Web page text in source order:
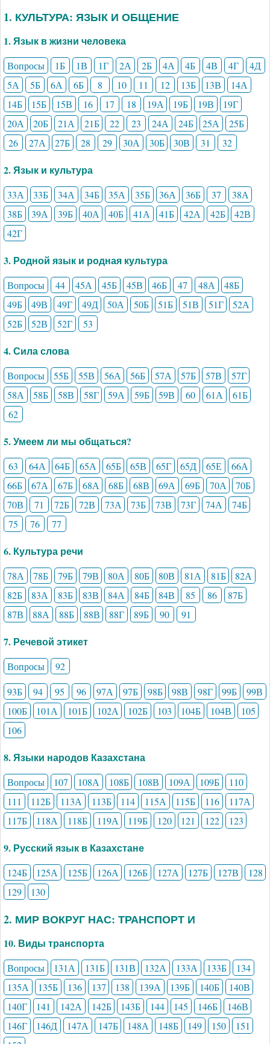
1. КУЛЬТУРА: ЯЗЫК И ОБЩЕНИЕ
1. Язык в жизни человека
Вопросы 1Б 1В 1Г 2А 2Б 4А 4Б 4В 4Г
4Д
5А
5Б 6А 6Б 8 10 11 12 13Б 13В
14А
14Б
15Б 15В 16 17 18 19А 19Б 19В
19Г
20А
20Б 21А 21Б 22 23 24А 24Б 25А
25Б
26
27А 27Б 28 29 30А 30Б 30В 31 32
2. Язык и культура
33А 33Б 34А 34Б 35А 35Б 36А 36Б 37
38А
38Б
39А 39Б 40А 40Б 41А 41Б 42А 42Б
42В
42Г
3. Родной язык и родная культура
Вопросы 44 45А 45Б 45В 46Б 47 48А
48Б
49Б
49В 49Г 49Д 50А 50Б 51Б 51В 51Г
52А
52Б
52В 52Г 53
4. Сила слова
Вопросы 55Б 55В 56А 56Б 57А 57Б 57В
57Г
58А
58Б 58В 58Г 59А 59Б 59В 60 61А
61Б
62
5. Умеем ли мы общаться?
63 64А 64Б 65А 65Б 65В 65Г 65Д 65Е
66А
66Б
67А 67Б 68А 68Б 68В 69А 69Б 70А
70Б
70В
71 72Б 72В 73А 73Б 73В 73Г 74А
74Б
75
76 77
6. Культура речи
78А 78Б 79Б 79В 80А 80Б 80В 81А 81Б
82А
82Б
83А 83Б 83В 84А 84Б 84В 85 86
87Б
87В
88А 88Б 88В 88Г 89Б 90 91
7. Речевой этикет
Вопросы
92
93Б
94 95 96 97А 97Б 98Б 98В 98Г 99Б
99В
100Б
101А 101Б 102А 102Б 103 104Б 104В
105
106
8. Языки народов Казахстана
Вопросы 107 108А 108Б 108В 109А 109Б
110
111
112Б 113А 113Б 114 115А 115Б 116
117А
117Б
118А 118Б 119А 119Б 120 121 122 123
9. Русский язык в Казахстане
124Б 125А 125Б 126А 126Б 127А 127Б 127В
128
129
130
2. МИР ВОКРУГ НАС: ТРАНСПОРТ И
10. Виды транспорта
Вопросы 131А 131Б 131В 132А 133А 133Б
134
135А
135Б 136 137 138 139А 139Б 140Б
140В
140Г
141 142А 142Б 143Б 144 145 146Б
146В
146Г
146Д 147А 147Б 148А 148Б 149 150
151